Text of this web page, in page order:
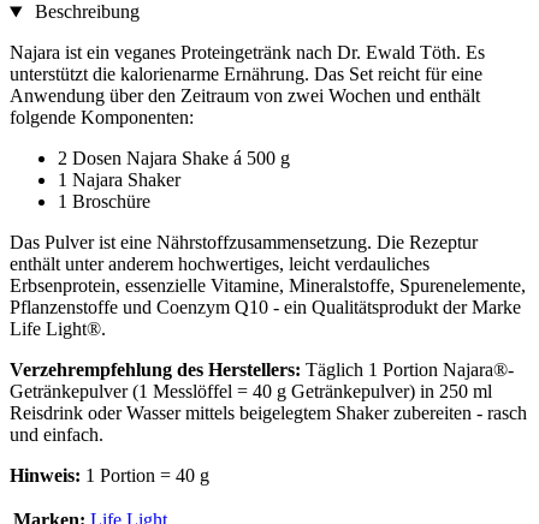
Beschreibung
Najara ist ein veganes Proteingetränk nach Dr. Ewald Töth. Es
unterstützt die kalorienarme Ernährung. Das Set reicht für eine
Anwendung über den Zeitraum von zwei Wochen und enthält
folgende Komponenten:
2 Dosen Najara Shake á 500 g
1 Najara Shaker
1 Broschüre
Das Pulver ist eine Nährstoffzusammensetzung. Die Rezeptur
enthält unter anderem hochwertiges, leicht ver­dauliches
Erbsenprotein, essenzielle Vitamine, Mineralstoffe, Spurenelemente,
Pflanzen­stoffe und Coenzym Q10 - ein Qualitätsprodukt der Marke
Life Light®.
Verzehrempfehlung des Herstellers: Täglich 1 Portion Najara®-
Getränkepulver (1 Messlöffel = 40 g Getränkepulver) in 250 ml
Reisdrink oder Wasser mittels beigelegtem Shaker zubereiten - rasch
und einfach.
Hinweis: 1 Portion = 40 g